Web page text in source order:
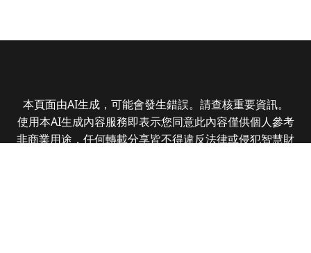
本頁面由AI生成，可能會發生錯誤。請查核重要資訊。
使用本AI生成內容服務即表示您同意此內容僅供個人參考
非商業用途，任何轉載分享皆不得違反法律或侵犯智慧財